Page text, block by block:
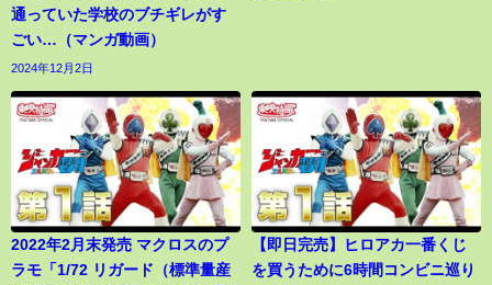
通っていた学校のブチギレがす
ごい…（マンガ動画）
2024年12月2日
2022年2月末発売 マクロスのプ
ラモ「1/72 リガード（標準量産
【即日完売】ヒロアカ一番くじ
を買うために6時間コンビニ巡り